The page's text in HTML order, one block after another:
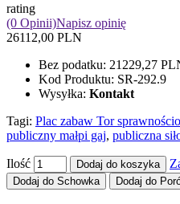
rating
(0 Opinii)Napisz opinię
26112,00 PLN
Bez podatku: 21229,27
Kod Produktu: SR-292.9
Wysyłka: Kontakt
Tagi: Plac zabaw Tor
publiczny małpi gaj, publiczna
Ilość Dodaj do koszyka
Dodaj do Schowka Dodaj do